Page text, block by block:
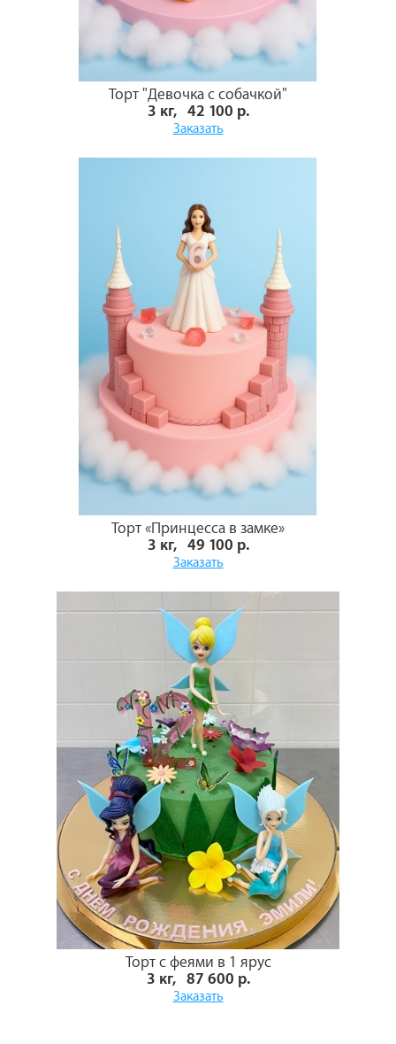
Торт "Девочка с собачкой"
3 кг, 42 100 р.
Заказать
Торт «Принцесса в замке»
3 кг, 49 100 р.
Заказать
Торт с феями в 1 ярус
3 кг, 87 600 р.
Заказать